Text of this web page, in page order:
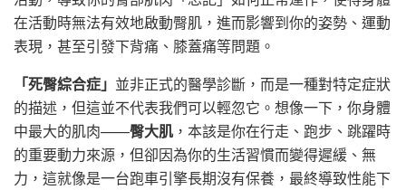
在活動時無法有效地啟動臀肌，進而影響到你的姿勢、運動
表現，甚至引發下背痛、膝蓋痛等問題。
「死臀綜合症」 並非正式的醫學診斷，而是一種對特定症狀
的描述，但這並不代表我們可以輕忽它。想像一下，你身體
中最大的肌肉——臀大肌 ，本該是你在行走、跑步、跳躍時
的重要動力來源，但卻因為你的生活習慣而變得遲緩、無
力，這就像是一台跑車引擎長期沒有保養，最終導致性能下